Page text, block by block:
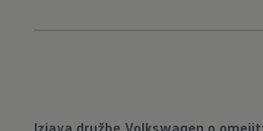
Izjava družbe Volkswagen o